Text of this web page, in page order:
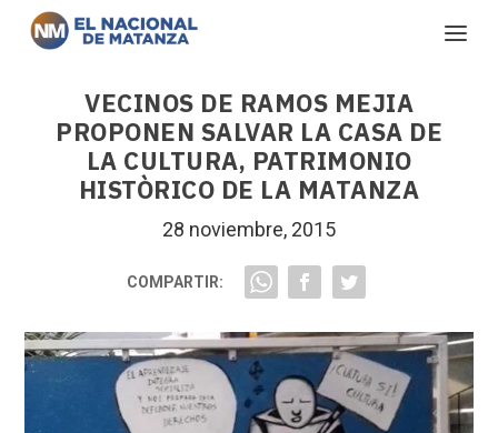
VECINOS DE RAMOS MEJIA
PROPONEN SALVAR LA CASA DE
LA CULTURA, PATRIMONIO
HISTÒRICO DE LA MATANZA
28 noviembre, 2015
COMPARTIR: